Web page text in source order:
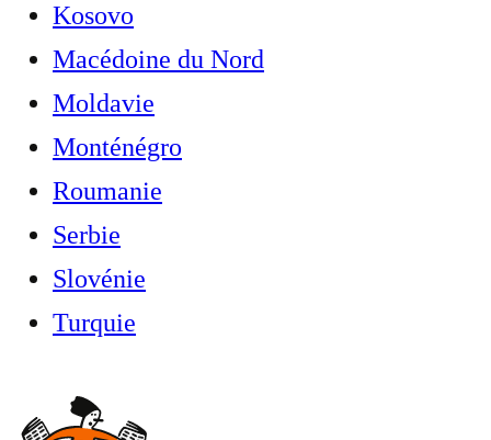
Kosovo
Macédoine du Nord
Moldavie
Monténégro
Roumanie
Serbie
Slovénie
Turquie